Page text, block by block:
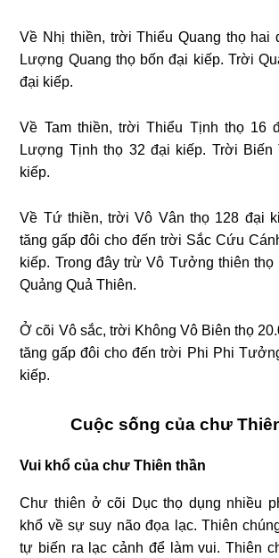
Về Nhị thiền, trời Thiểu Quang thọ hai
Lượng Quang thọ bốn đại kiếp. Trời
đại kiếp.
Về Tam thiền, trời Thiểu Tịnh thọ 16
Lượng Tịnh thọ 32 đại kiếp. Trời Biến
kiếp.
Về Tứ thiền, trời Vô Vân thọ 128 đại
tăng gấp đôi cho đến trời Sắc Cứu
kiếp. Trong đây trừ Vô Tưởng thiên
Quảng Quả Thiên.
Ở cõi Vô sắc, trời Không Vô Biên thọ
tăng gấp đôi cho đến trời Phi Phi
kiếp.
Cuộc sống của chư
Vui khổ của chư Thiên thần
Chư thiên ở cõi Dục thọ dụng nhiều
khổ về sự suy não đọa lạc. Thiên
tự biến ra lạc cảnh để làm vui. Thiên